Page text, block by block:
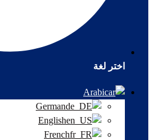
اختر لغة
Arabic
German
English
French